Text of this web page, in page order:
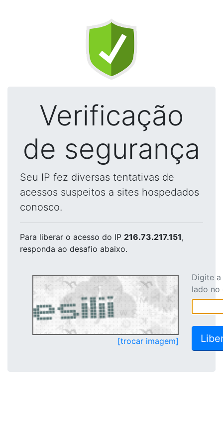
Verificação
de segurança
Seu IP fez diversas tentativas de
acessos suspeitos a sites hospedados
conosco.
Para liberar o acesso do IP 216.73.217.151,
responda ao desafio abaixo.
[trocar imagem]
Digite
lado no